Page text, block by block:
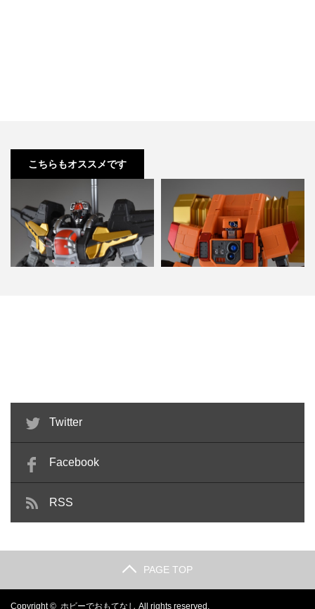
こちらもオススメです
Twitter
Facebook
RSS
PAGE TOP
Copyright © ホビーでおもてなし All rights reserved.